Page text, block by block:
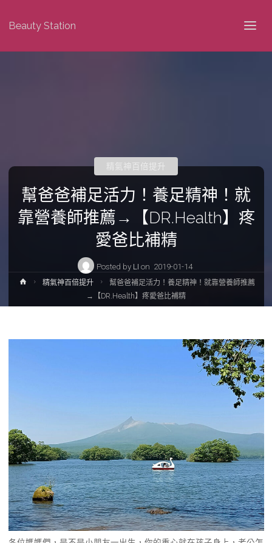
Beauty Station
幫爸爸補足活力！養足精神！就
靠營養師推薦→【DR.Health】疼
愛爸比補精
Posted by LI on 2019-01-14
精氣神百倍提升
Home精氣神百倍提升
幫爸爸補足活力！養足精神！就靠營養師推薦
→【DR.Health】疼愛爸比補精